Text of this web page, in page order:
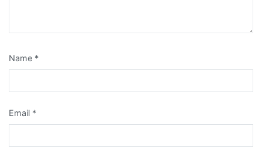
Name *
Email *